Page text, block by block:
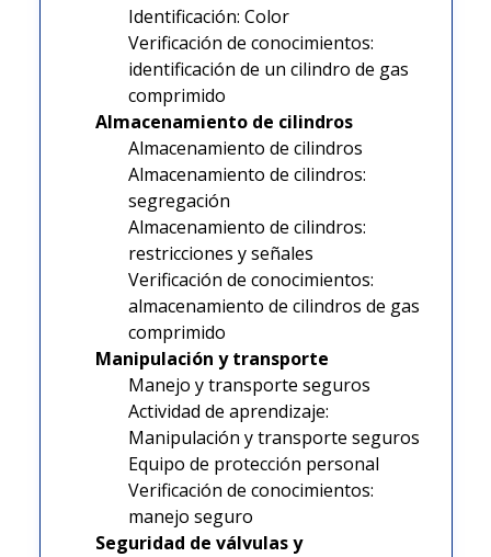
Identificación: Color
Verificación de conocimientos:
identificación de un cilindro de gas
comprimido
Almacenamiento de cilindros
Almacenamiento de cilindros
Almacenamiento de cilindros:
segregación
Almacenamiento de cilindros:
restricciones y señales
Verificación de conocimientos:
almacenamiento de cilindros de gas
comprimido
Manipulación y transporte
Manejo y transporte seguros
Actividad de aprendizaje:
Manipulación y transporte seguros
Equipo de protección personal
Verificación de conocimientos:
manejo seguro
Seguridad de válvulas y